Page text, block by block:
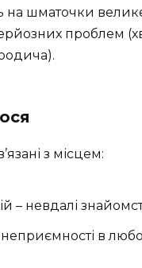
на шматочки
проблем
з місцем:
– невдалі
в